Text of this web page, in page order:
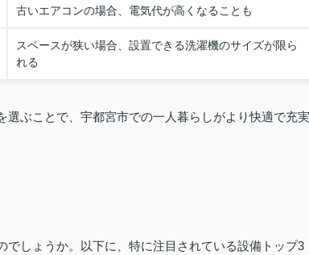
古いエアコンの場合、電気代が高くなることも
スペースが狭い場合、設置できる洗濯機のサイズが限ら
れる
ぶことで、宇都宮市での一人暮らしがより快適で充実
しょうか。以下に、特に注目されている設備トップ3